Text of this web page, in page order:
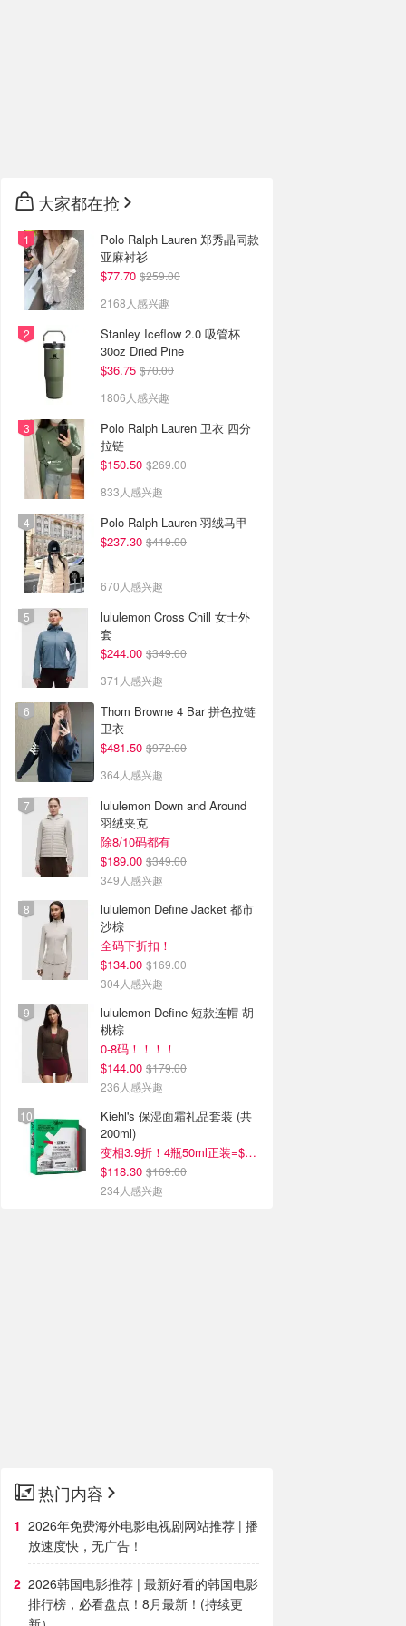
大家都在抢
Polo Ralph Lauren 郑秀晶同款
亚麻衬衫
$77.70 $259.00
2168人感兴趣
Stanley Iceflow 2.0 吸管杯
30oz Dried Pine
$36.75 $70.00
1806人感兴趣
Polo Ralph Lauren 卫衣 四分
拉链
$150.50 $269.00
833人感兴趣
Polo Ralph Lauren 羽绒马甲
$237.30 $419.00
670人感兴趣
lululemon Cross Chill 女士外
套
$244.00 $349.00
371人感兴趣
Thom Browne 4 Bar 拼色拉链
卫衣
$481.50 $972.00
364人感兴趣
lululemon Down and Around
羽绒夹克
除8/10码都有
$189.00 $349.00
349人感兴趣
lululemon Define Jacket 都市
沙棕
全码下折扣！
$134.00 $169.00
304人感兴趣
lululemon Define 短款连帽 胡
桃棕
0-8码！！！！
$144.00 $179.00
236人感兴趣
Kiehl's 保湿面霜礼品套装 (共
200ml)
变相3.9折！4瓶50ml正装=$29/瓶
$118.30 $169.00
234人感兴趣
热门内容
2026年免费海外电影电视剧网站推荐 | 播
放速度快，无广告！
2026韩国电影推荐 | 最新好看的韩国电影
排行榜，必看盘点！8月最新！(持续更